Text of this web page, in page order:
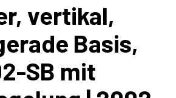
vertikal,
Basis,
SB mit